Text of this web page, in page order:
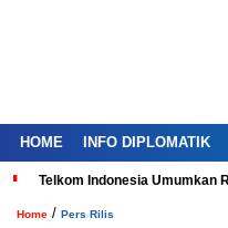
HOME INFO DIPLOMATIK
Telkom Indonesia Umumkan
Home / Pers Rilis